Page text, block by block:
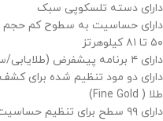
دارای دسته تلسکوپی سبک
دارای حساسیت به سطوح کم حجم و
۵۰ تا ۸۱ کیلوهرتز
دارای ۴ برنامه پیشفرض (طلایابی/سکه و اشیا تاریخی/ ۲ برنامه کاربر)
دارای دو مود تنظیم شده برای
طلا ( Fine Gold)